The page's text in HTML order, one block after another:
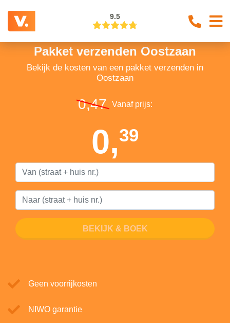
9.5
Pakket verzenden Oostzaan
Bekijk de kosten van een pakket verzenden in
Oostzaan
0,47 Vanaf prijs:
0,39
BEKIJK & BOEK
Geen voorrijkosten
NIWO garantie